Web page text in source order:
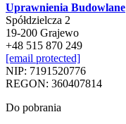
Uprawnienia Budowlane
Spółdzielcza 2
19-200 Grajewo
+48 515 870 249
[email protected]
NIP: 7191520776
REGON: 360407814
Do pobrania